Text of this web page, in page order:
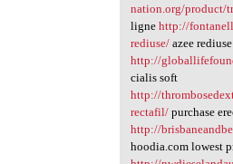
nation.org/product/
ligne http://
rediuse/azee rediuse
http://
cialis soft
http://
rectafil/purchase
http://
hoodia.com lowest